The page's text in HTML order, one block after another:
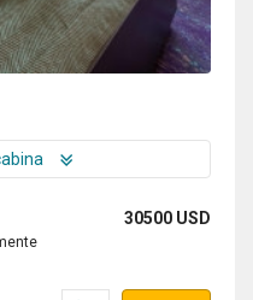
30500 USD